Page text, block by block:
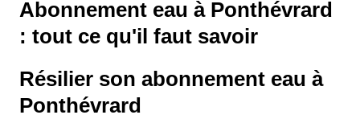
Abonnement eau à Ponthévrard
: tout ce qu'il faut savoir
Résilier son abonnement eau à
Ponthévrard